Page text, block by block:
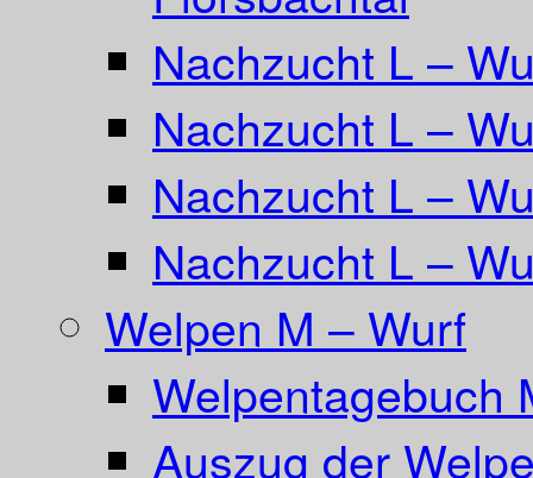
Nachzucht L –
Nachzucht L –
Nachzucht L –
Nachzucht L –
Welpen M – Wurf
Welpentagebuch
Auszug der